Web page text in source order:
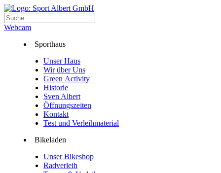
Webcam
Sporthaus
Unser Haus
Wir über Uns
Green Activity
Historie
Sven Albert
Öffnungszeiten
Kontakt
Test und Verleihmaterial
Bikeladen
Unser Bikeshop
Radverleih